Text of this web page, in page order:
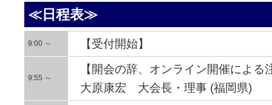
≪日程表≫
9:00 ～ 【受付開始】
9:55 ～
【開会の辞、オンライン開催による
大原康宏 大会長・理事 (福岡県)